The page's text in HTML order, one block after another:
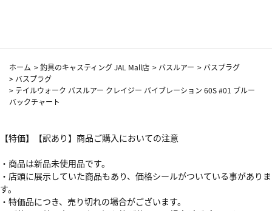
ホーム >釣具のキャスティング JAL Mall店 > バスルアー > バスプラグ
> バスプラグ
> テイルウォーク バスルアー クレイジー バイブレーション 60S #01 ブルー
バックチャート
【特価】【訳あり】商品ご購入においての注意
・商品は新品未使用品です。
・店頭に展示していた商品もあり、価格シールがついている事がありま
す。
・特価品につき、売り切れの場合がございます。